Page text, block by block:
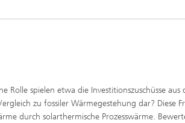
Rolle spielen etwa die Investitionszuschüsse aus
zu fossiler Wärmegestehung dar? Diese
durch solarthermische Prozesswärme.